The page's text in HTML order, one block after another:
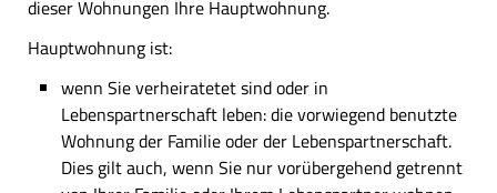
dieser Wohnungen Ihre Hauptwohnung.
Hauptwohnung ist:
wenn Sie verheiratetet sind oder in
Lebenspartnerschaft leben: die vorwiegend benutzte
Wohnung der Familie oder der Lebenspartnerschaft.
Dies gilt auch, wenn Sie nur vorübergehend getrennt